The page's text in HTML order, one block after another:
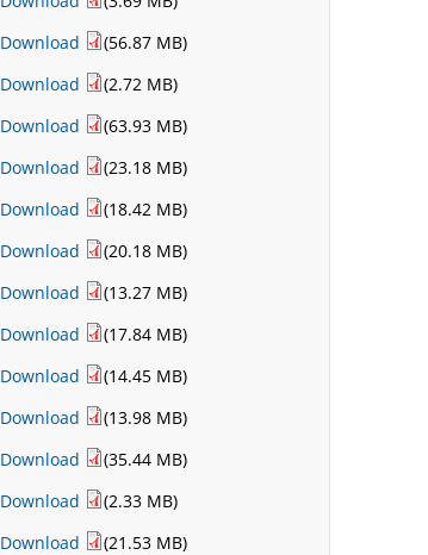
Download
(56.87 MB)
Download
(2.72 MB)
Download
(63.93 MB)
Download
(23.18 MB)
Download
(18.42 MB)
Download
(20.18 MB)
Download
(13.27 MB)
Download
(17.84 MB)
Download
(14.45 MB)
Download
(13.98 MB)
Download
(35.44 MB)
Download
(2.33 MB)
Download
(21.53 MB)